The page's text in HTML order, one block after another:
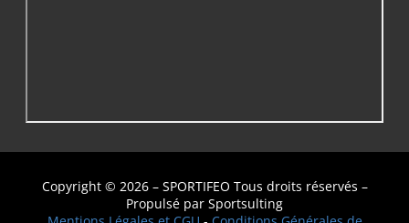
Copyright © 2026 – SPORTIFEO Tous droits réservés –
Propulsé par Sportsulting